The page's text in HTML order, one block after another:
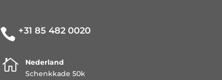
 +31 85 482 0020

Nederland
Schenkkade 50k